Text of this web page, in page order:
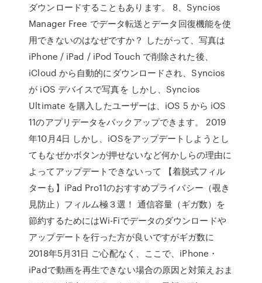
ダウンロードすることもあります。 8、Syncios
Manager Free でデータ転送とデータ回復機能を使
用できないのはなぜですか？ したがって、写真は
iPhone / iPad / iPod Touch で削除された後、
iCloud から自動的にダウンロードされ、Syncios
が iOS デバイスで写真を しかし、Syncios
Ultimate を購入したユーザーは、iOS 5 から iOS
11のアプリデータをバックアップできます。 2019
年10月4日 しかし、iOSをアップデートしようとし
てもなぜかボタンが押せないなど何かしらの理由に
よってアップデートできないって 【着脱式フィル
ターも】iPad Pro11のおすすめプライバシー（覗き
見防止）フィルム極３選！ 通信容量（ギガ数）を
節約するためにはWi-Fiでデータのダウンロードや
アップデートを行った方が良いですがギガ数に
2018年5月31日 ご心配なく、ここで、iPhone・
iPadで動画を再生できない場合の原因と対策えおま